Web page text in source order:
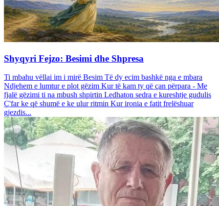
Shyqyri Fejzo: Besimi dhe Shpresa
Ti mbahu vëllai im i mirë Besim Të dy ecim bashkë nga e mbara
Ndjehem e lumtur e plot gëzim Kur të kam ty që çan përpara - Me
fjalë gëzimi ti na mbush shpirtin Ledhaton sedra e kureshtje gudulis
Ç'far ke që shumë e ke ulur ritmin Kur ironia e fatit frelëshuar
gjezdis...